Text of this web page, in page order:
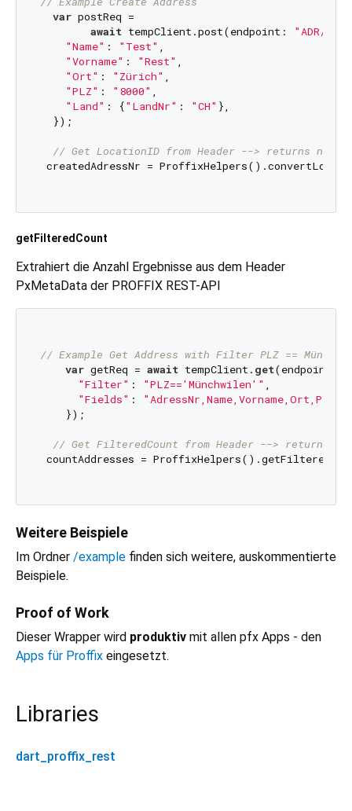
var postReq =
await tempClient.post(endpoint:
"ADR/
"Name" : "Test" ,
"Vorname" : "Rest" ,
"Ort" : "Zürich" ,
"PLZ" : "8000" ,
"Land" : {"LandNr" : "CH" },
  });
// Get LocationID from Header --> returns newly
createdAdressNr =
getFilteredCount
Extrahiert die Anzahl Ergebnisse aus dem Header
PxMetaData der PROFFIX REST-API
// Example Get Address with Filter PLZ ==
var getReq = await tempClient. get(endpoint:
"Filter" : "PLZ=='Münchwilen'"
"Fields" :
"AdressNr,Name,Vorname,Ort,PLZ"
    });
// Get FilteredCount from Header --> returns
countAddresses =
Weitere Beispiele
Im Ordner /example finden sich weitere, auskommentierte
Beispiele.
Proof of Work
Dieser Wrapper wird produktiv mit allen pfx Apps - den
Apps für Proffix eingesetzt.
Libraries
dart_proffix_rest